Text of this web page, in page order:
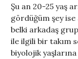
Şu an 20-25 yaş
gördüğüm şey
belki arkadaş
ile ilgili bir takım
biyolojik